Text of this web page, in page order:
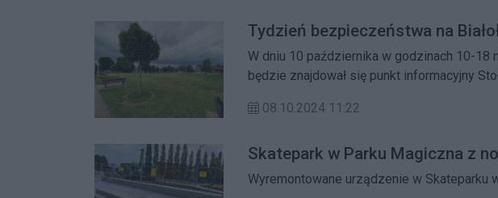
Tydzień bezpieczeństwa na
W dniu 10 października w godzinach 10-18 na terenie Parku Magiczna
będzie znajdował się punkt informacyjny
08.10.2024 11:22
Skatepark w Parku Magiczna z
Wyremontowane urządzenie w Skateparku